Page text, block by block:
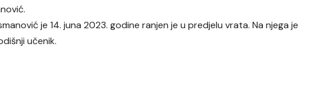
je 14. juna 2023. godine ranjen je u predjelu vrata. Na njega je
učenik.